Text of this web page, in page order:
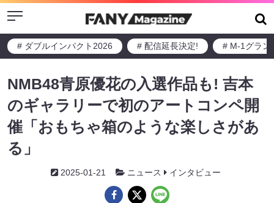
Menu
# ダブルインパクト2026 # 配信延長決定! # M-1グラン
NMB48青原優花の入選作品も! 吉本
のギャラリーで初のアートコンペ開
催「おもちゃ箱のような楽しさがあ
る」
2025-01-21 ニュース インタビュー